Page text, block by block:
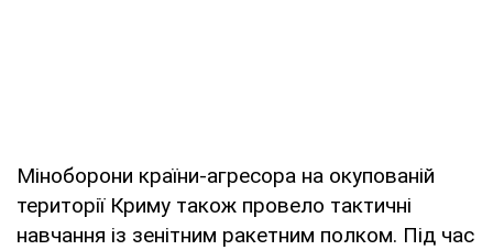
Міноборони країни-агресора на окупованій
території Криму також провело тактичні
навчання із зенітним ракетним полком. Під час